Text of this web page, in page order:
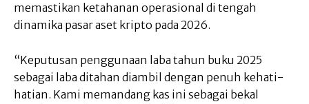
memastikan ketahanan operasional di tengah
dinamika pasar aset kripto pada 2026.
“Keputusan penggunaan laba tahun buku 2025
sebagai laba ditahan diambil dengan penuh kehati-
hatian. Kami memandang kas ini sebagai bekal